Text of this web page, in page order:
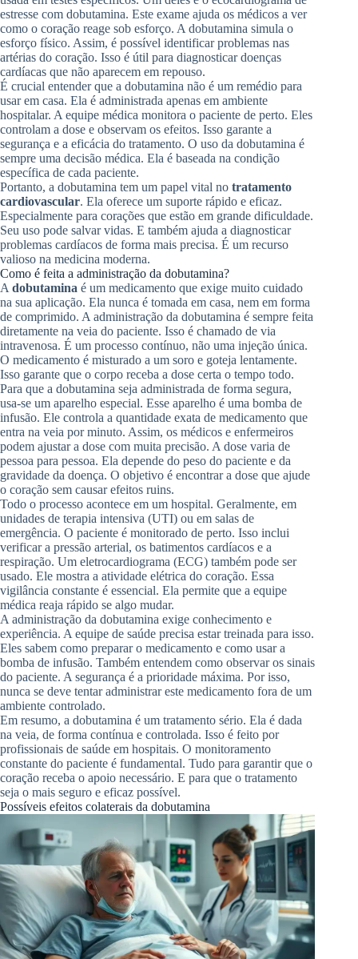
estresse com dobutamina. Este exame ajuda os médicos a ver
como o coração reage sob esforço. A dobutamina simula o
esforço físico. Assim, é possível identificar problemas nas
artérias do coração. Isso é útil para diagnosticar doenças
cardíacas que não aparecem em repouso.
É crucial entender que a dobutamina não é um remédio para
usar em casa. Ela é administrada apenas em ambiente
hospitalar. A equipe médica monitora o paciente de perto. Eles
controlam a dose e observam os efeitos. Isso garante a
segurança e a eficácia do tratamento. O uso da dobutamina é
sempre uma decisão médica. Ela é baseada na condição
específica de cada paciente.
Portanto, a dobutamina tem um papel vital no tratamento
cardiovascular. Ela oferece um suporte rápido e eficaz.
Especialmente para corações que estão em grande dificuldade.
Seu uso pode salvar vidas. E também ajuda a diagnosticar
problemas cardíacos de forma mais precisa. É um recurso
valioso na medicina moderna.
Como é feita a administração da dobutamina?
A dobutamina é um medicamento que exige muito cuidado
na sua aplicação. Ela nunca é tomada em casa, nem em forma
de comprimido. A administração da dobutamina é sempre feita
diretamente na veia do paciente. Isso é chamado de via
intravenosa. É um processo contínuo, não uma injeção única.
O medicamento é misturado a um soro e goteja lentamente.
Isso garante que o corpo receba a dose certa o tempo todo.
Para que a dobutamina seja administrada de forma segura,
usa-se um aparelho especial. Esse aparelho é uma bomba de
infusão. Ele controla a quantidade exata de medicamento que
entra na veia por minuto. Assim, os médicos e enfermeiros
podem ajustar a dose com muita precisão. A dose varia de
pessoa para pessoa. Ela depende do peso do paciente e da
gravidade da doença. O objetivo é encontrar a dose que ajude
o coração sem causar efeitos ruins.
Todo o processo acontece em um hospital. Geralmente, em
unidades de terapia intensiva (UTI) ou em salas de
emergência. O paciente é monitorado de perto. Isso inclui
verificar a pressão arterial, os batimentos cardíacos e a
respiração. Um eletrocardiograma (ECG) também pode ser
usado. Ele mostra a atividade elétrica do coração. Essa
vigilância constante é essencial. Ela permite que a equipe
médica reaja rápido se algo mudar.
A administração da dobutamina exige conhecimento e
experiência. A equipe de saúde precisa estar treinada para isso.
Eles sabem como preparar o medicamento e como usar a
bomba de infusão. Também entendem como observar os sinais
do paciente. A segurança é a prioridade máxima. Por isso,
nunca se deve tentar administrar este medicamento fora de um
ambiente controlado.
Em resumo, a dobutamina é um tratamento sério. Ela é dada
na veia, de forma contínua e controlada. Isso é feito por
profissionais de saúde em hospitais. O monitoramento
constante do paciente é fundamental. Tudo para garantir que o
coração receba o apoio necessário. E para que o tratamento
seja o mais seguro e eficaz possível.
Possíveis efeitos colaterais da dobutamina